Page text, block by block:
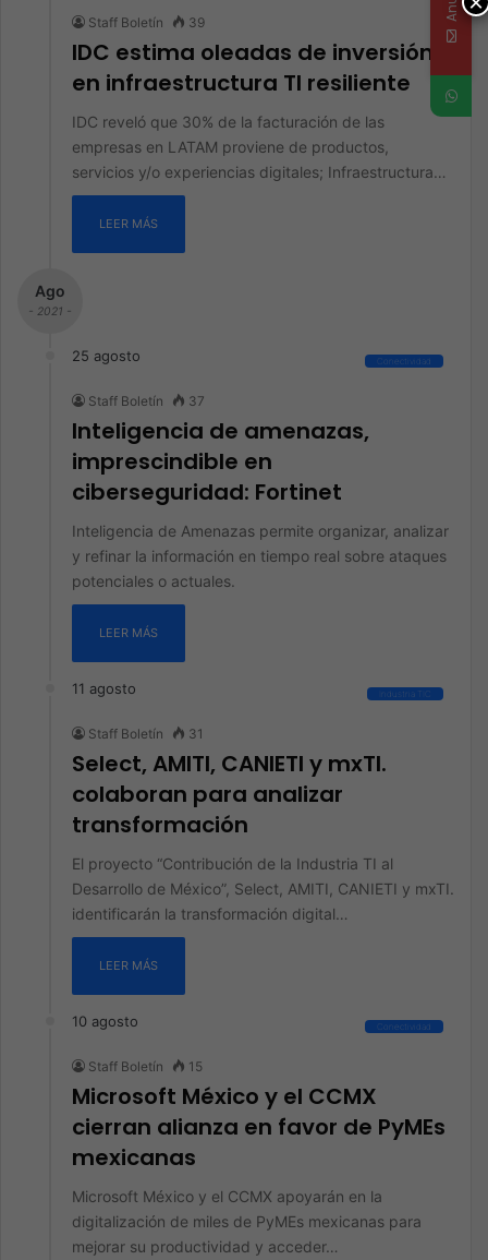
Staff Boletín 39
IDC estima oleadas de inversión
en infraestructura TI resiliente
IDC reveló que 30% de la facturación de las
empresas en LATAM proviene de productos,
servicios y/o experiencias digitales; Infraestructura…
LEER MÁS
Ago
- 2021 -
25 agosto Conectividad
Staff Boletín 37
Inteligencia de amenazas,
imprescindible en
ciberseguridad: Fortinet
Inteligencia de Amenazas permite organizar, analizar
y refinar la información en tiempo real sobre ataques
potenciales o actuales.
LEER MÁS
11 agosto Industria TIC
Staff Boletín 31
Select, AMITI, CANIETI y mxTI.
colaboran para analizar
transformación
El proyecto “Contribución de la Industria TI al
Desarrollo de México”, Select, AMITI, CANIETI y mxTI.
identificarán la transformación digital…
LEER MÁS
10 agosto Conectividad
Staff Boletín 15
Microsoft México y el CCMX
cierran alianza en favor de PyMEs
mexicanas
Microsoft México y el CCMX apoyarán en la
digitalización de miles de PyMEs mexicanas para
mejorar su productividad y acceder…